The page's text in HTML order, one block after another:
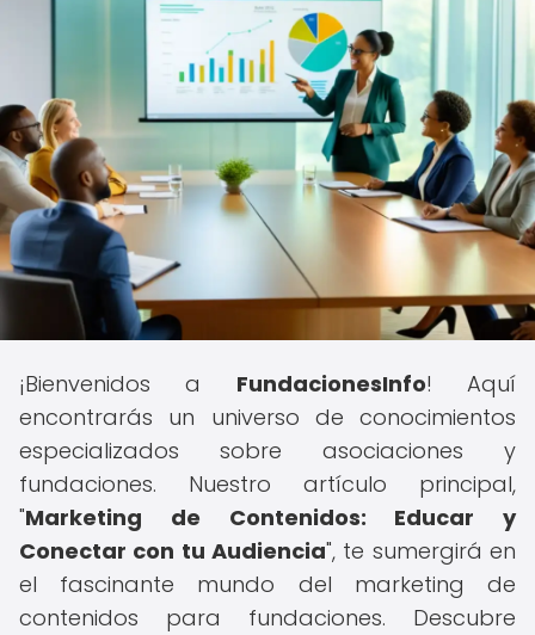
¡Bienvenidos a FundacionesInfo! Aquí
encontrarás un universo de conocimientos
especializados sobre asociaciones y
fundaciones. Nuestro artículo principal,
"Marketing de Contenidos: Educar y
Conectar con tu Audiencia", te sumergirá en
el fascinante mundo del marketing de
contenidos para fundaciones. Descubre